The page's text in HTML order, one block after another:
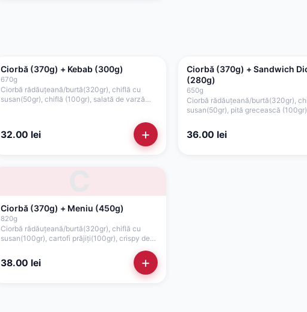
Ciorbă (370g) + Kebab (300g)
670g
Ciorbă rădăuțeană/burtă(320gr), chiflă cu
susan(50gr), chiflă (100gr), salată de varză
32.00 lei +
Ciorbă (370g) + Sandwich
(280g)
650g
Ciorbă rădăuțeană/burtă(320gr),
susan(50gr), pită grecească
pui/porc/mixt(80gr), maioneză
36.00 lei
Ciorbă (370g) + Meniu (450g)
820g
Ciorbă rădăuțeană/burtă(320gr), chiflă cu
susan(100gr), cartofi prăjiți(100gr), crispy de
ceapă(15gr), maioneză de casă cu
usturoi(50gr)
38.00 lei +